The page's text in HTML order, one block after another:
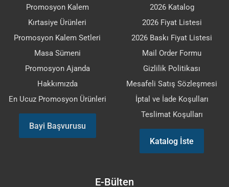
Promosyon Kalem
Kırtasiye Ürünleri
Promosyon Kalem Setleri
Masa Sümeni
Promosyon Ajanda
Hakkımızda
En Ucuz Promosyon Ürünleri
Bayi Başvurusu
2026 Katalog
2026 Fiyat Listesi
2026 Baskı Fiyat Listesi
Mail Order Formu
Gizlilik Politikası
Mesafeli Satış Sözleşmesi
İptal ve İade Koşulları
Teslimat Koşulları
Katalog İste
E-Bülten